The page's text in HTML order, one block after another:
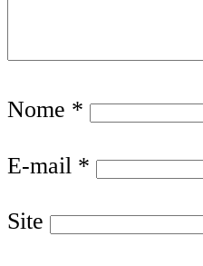
Nome *
E-mail *
Site